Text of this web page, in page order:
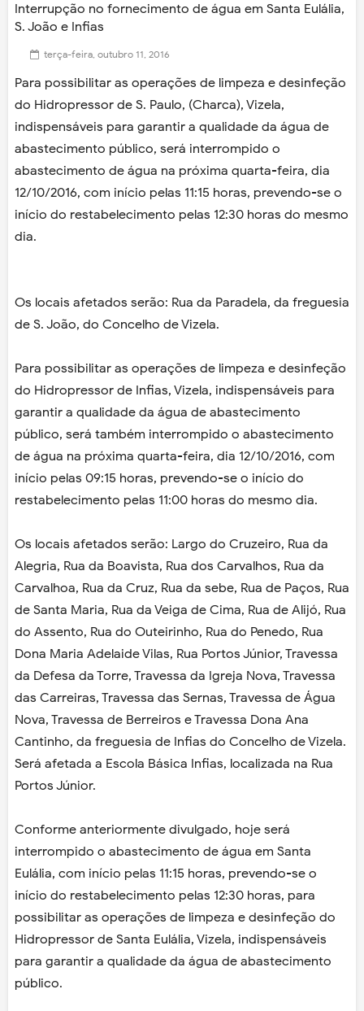
Interrupção no fornecimento de água em Santa Eulália,
S. João e Infias
terça-feira, outubro 11, 2016
Para possibilitar as operações de limpeza e desinfeção
do Hidropressor de S. Paulo, (Charca), Vizela,
indispensáveis para garantir a qualidade da água de
abastecimento público, será interrompido o
abastecimento de água na próxima quarta-feira, dia
12/10/2016, com início pelas 11:15 horas, prevendo-se o
início do restabelecimento pelas 12:30 horas do mesmo
dia.
Os locais afetados serão: Rua da Paradela, da freguesia
de S. João, do Concelho de Vizela.
Para possibilitar as operações de limpeza e desinfeção
do Hidropressor de Infias, Vizela, indispensáveis para
garantir a qualidade da água de abastecimento
público, será também interrompido o abastecimento
de água na próxima quarta-feira, dia 12/10/2016, com
início pelas 09:15 horas, prevendo-se o início do
restabelecimento pelas 11:00 horas do mesmo dia.
Os locais afetados serão: Largo do Cruzeiro, Rua da
Alegria, Rua da Boavista, Rua dos Carvalhos, Rua da
Carvalhoa, Rua da Cruz, Rua da sebe, Rua de Paços, Rua
de Santa Maria, Rua da Veiga de Cima, Rua de Alijó, Rua
do Assento, Rua do Outeirinho, Rua do Penedo, Rua
Dona Maria Adelaide Vilas, Rua Portos Júnior, Travessa
da Defesa da Torre, Travessa da Igreja Nova, Travessa
das Carreiras, Travessa das Sernas, Travessa de Água
Nova, Travessa de Berreiros e Travessa Dona Ana
Cantinho, da freguesia de Infias do Concelho de Vizela.
Será afetada a Escola Básica Infias, localizada na Rua
Portos Júnior.
Conforme anteriormente divulgado, hoje será
interrompido o abastecimento de água em Santa
Eulália, com início pelas 11:15 horas, prevendo-se o
início do restabelecimento pelas 12:30 horas, para
possibilitar as operações de limpeza e desinfeção do
Hidropressor de Santa Eulália, Vizela, indispensáveis
para garantir a qualidade da água de abastecimento
público.